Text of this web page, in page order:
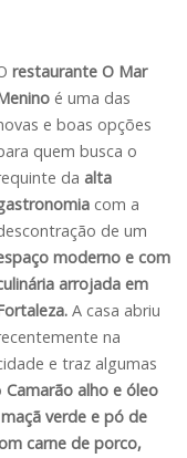
restaurante O Mar
é uma das
e boas opções
quem busca o
da alta
com a
de um
moderno e com
arrojada em
A casa abriu
na
e traz algumas
Camarão alho e óleo
verde e pó de
carne de porco,